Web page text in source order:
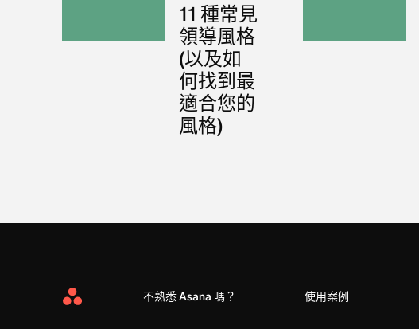
11 種常見
領導風格
(以及如
何找到最
適合您的
風格)
Asana
不熟悉 Asana 嗎？ 使用案例